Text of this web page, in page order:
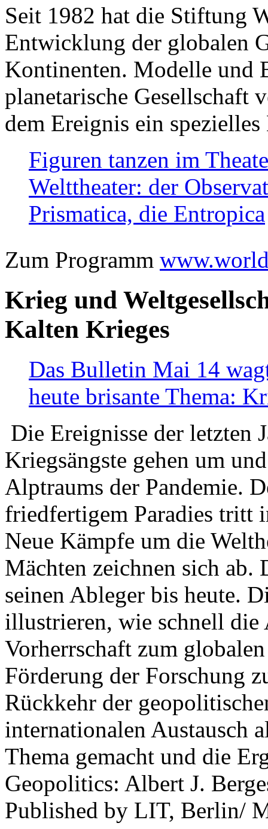
Seit 1982 hat die Stiftung
Entwicklung der globalen
Kontinenten. Modelle und
planetarische Gesellschaft
dem Ereignis ein
Figuren tanzen im
Welttheater: der
Prismatica, die Entropica
Zum Programm
Krieg und
Kalten Krieges
Das Bulletin Mai 14
heute brisante Thema:
Die Ereignisse der letzten
Kriegsängste gehen um
Alptraums der Pandemie.
friedfertigem Paradies tritt
Neue Kämpfe um die
Mächten zeichnen sich
seinen Ableger bis heute.
illustrieren, wie schnell die
Vorherrschaft zum
Förderung der Forschung
Rückkehr der
internationalen Austausch
Thema gemacht und die
Geopolitics: Albert J.
Published by LIT, Berlin/